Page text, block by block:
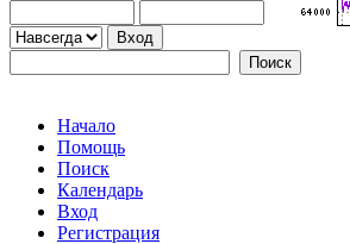
Начало
Помощь
Поиск
Календарь
Вход
Регистрация